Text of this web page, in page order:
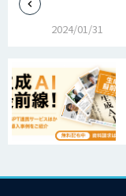
2024/01/31